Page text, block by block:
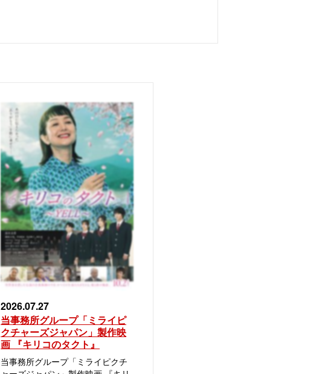
2026.07.27
当事務所グループ「ミライピ
クチャーズジャパン」製作映
画 『キリコのタクト』
当事務所グループ「ミライピクチ